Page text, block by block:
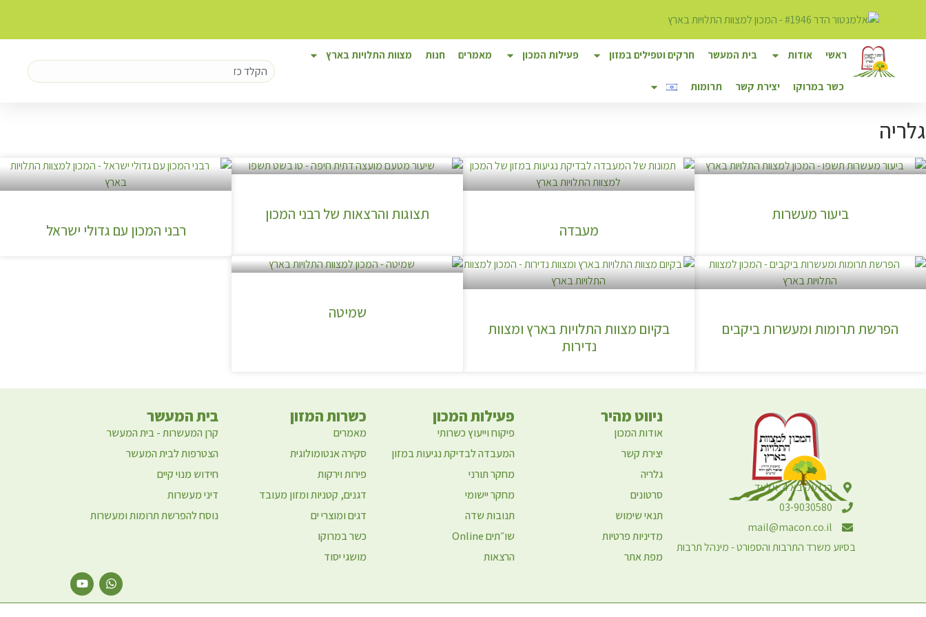
ראשי אודות בית המעשר חרקים וטפילים במזון פעילות המכון מאמרים חנות מצוות התלויות בארץ
כשר במרוקו יצירת קשר תרומות
גלריה
ביעור מעשרות
מעבדה
תצוגות והרצאות של רבני המכון
רבני המכון עם גדולי ישראל
הפרשת תרומות ומעשרות ביקבים
בקיום מצוות התלויות בארץ ומצוות
נדירות
שמיטה
רבי עקיבא 4, אלעד
03-9030580
mail@macon.co.il
בסיוע משרד התרבות והספורט - מינהל תרבות
ניווט מהיר
אודות המכון
יצירת קשר
גלריה
סרטונים
תנאי שימוש
מדיניות פרטיות
מפת אתר
פעילות המכון
פיקוח וייעוץ כשרותי
המעבדה לבדיקת נגיעות במזון
מחקר תורני
מחקר יישומי
תנובות שדה
שו״תים Online
הרצאות
כשרות המזון
מאמרים
סקירה אנטומולוגית
פירות וירקות
דגנים, קטניות ומזון מעובד
דגים ומוצרי ים
כשר במרוקו
מושגי יסוד
בית המעשר
קרן המעשרות - בית המעשר
הצטרפות לבית המעשר
חידוש מנוי קיים
דיני מעשרות
נוסח להפרשת תרומות ומעשרות